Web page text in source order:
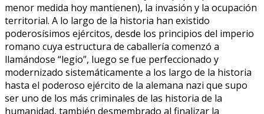
menor medida hoy mantienen), la invasión y la ocupación
territorial. A lo largo de la historia han existido
poderosísimos ejércitos, desde los principios del imperio
romano cuya estructura de caballería comenzó a
llamándose “legio”, luego se fue perfeccionado y
modernizado sistemáticamente a los largo de la historia
hasta el poderoso ejército de la alemana nazi que supo
ser uno de los más criminales de las historia de la
humanidad, también desmembrado al finalizar la